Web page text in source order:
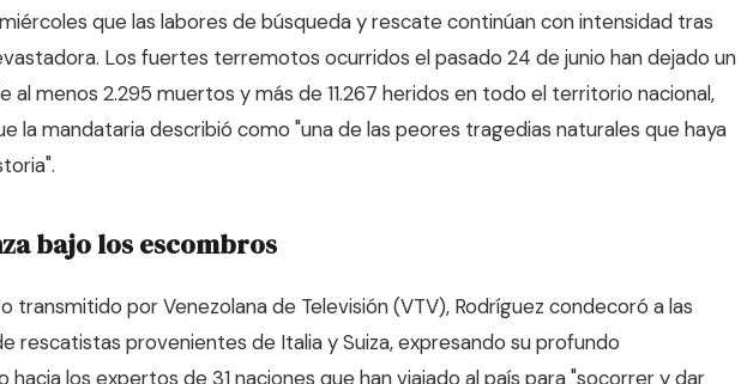
que las labores de búsqueda y rescate continúan con intensidad tras
Los fuertes terremotos ocurridos el pasado 24 de junio han dejado un
al menos 2.295 muertos y más de 11.267 heridos en todo el territorio nacional,
la mandataria describió como "una de las peores tragedias naturales que haya
bajo los escombros
transmitido por Venezolana de Televisión (VTV), Rodríguez condecoró a las
rescatistas provenientes de Italia y Suiza, expresando su profundo
hacia los expertos de 31 naciones que han viajado al país para "socorrer y dar